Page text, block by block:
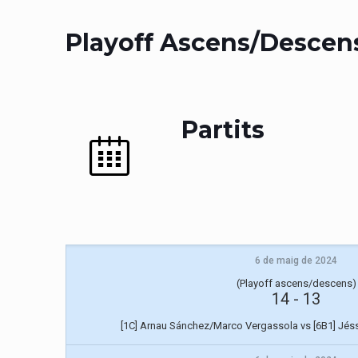
Playoff Ascens/
Partits
6 de maig de 2024
(Playoff ascens/descens)
14 - 13
[1C] Arnau Sánchez/Marco Vergassola vs [6B1]